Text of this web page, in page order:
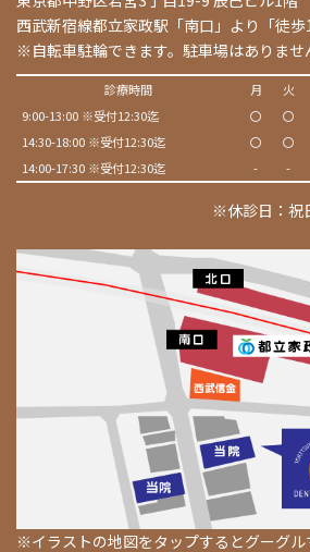
西武新宿線都立家政駅「南口」より「徒歩1
※自転車駐輪できます。駐車場はありませ
診療時間 月 火
9:00-13:00 ※受付12:30迄
〇 〇
14:30-18:00 ※受付12:30迄
〇 〇
14:00-17:30 ※受付12:30迄
- -
※休診日：
※イラストの地図をタップするとグーグル